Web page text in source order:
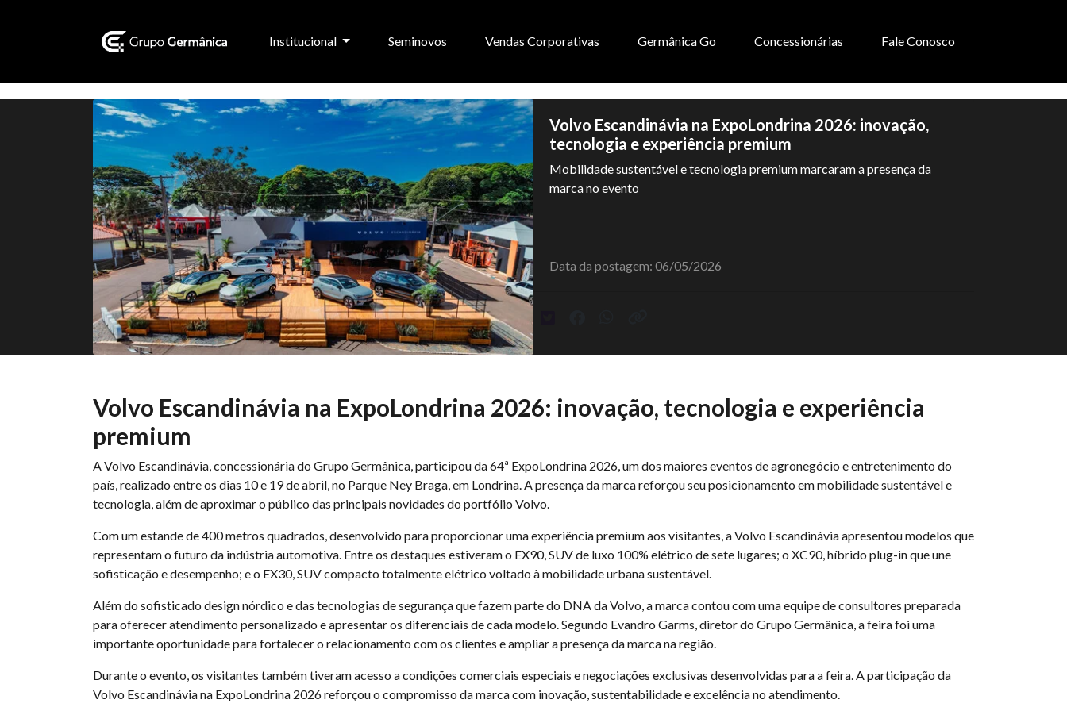
Institucional Seminovos Vendas Corporativas Germânica Go Concessionárias Fale Conosco
Volvo Escandinávia na ExpoLondrina 2026: inovação,
tecnologia e experiência premium
Mobilidade sustentável e tecnologia premium marcaram a presença da
marca no evento
Data da postagem: 06/05/2026
Volvo Escandinávia na ExpoLondrina 2026: inovação, tecnologia e experiência
premium
A Volvo Escandinávia, concessionária do Grupo Germânica, participou da 64ª ExpoLondrina 2026, um dos maiores eventos de agronegócio e entretenimento do
país, realizado entre os dias 10 e 19 de abril, no Parque Ney Braga, em Londrina. A presença da marca reforçou seu posicionamento em mobilidade sustentável e
tecnologia, além de aproximar o público das principais novidades do portfólio Volvo.
Com um estande de 400 metros quadrados, desenvolvido para proporcionar uma experiência premium aos visitantes, a Volvo Escandinávia apresentou modelos que
representam o futuro da indústria automotiva. Entre os destaques estiveram o EX90, SUV de luxo 100% elétrico de sete lugares; o XC90, híbrido plug-in que une
sofisticação e desempenho; e o EX30, SUV compacto totalmente elétrico voltado à mobilidade urbana sustentável.
Além do sofisticado design nórdico e das tecnologias de segurança que fazem parte do DNA da Volvo, a marca contou com uma equipe de consultores preparada
para oferecer atendimento personalizado e apresentar os diferenciais de cada modelo. Segundo Evandro Garms, diretor do Grupo Germânica, a feira foi uma
importante oportunidade para fortalecer o relacionamento com os clientes e ampliar a presença da marca na região.
Durante o evento, os visitantes também tiveram acesso a condições comerciais especiais e negociações exclusivas desenvolvidas para a feira. A participação da
Volvo Escandinávia na ExpoLondrina 2026 reforçou o compromisso da marca com inovação, sustentabilidade e excelência no atendimento.